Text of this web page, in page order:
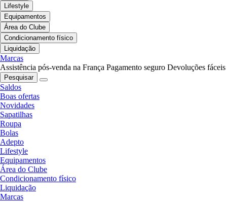
Lifestyle
Equipamentos
Área do Clube
Condicionamento físico
Liquidação
Marcas
Assistência pós-venda na França Pagamento seguro Devoluções fáceis
Pesquisar
Saldos
Boas ofertas
Novidades
Sapatilhas
Roupa
Bolas
Adepto
Lifestyle
Equipamentos
Área do Clube
Condicionamento físico
Liquidação
Marcas